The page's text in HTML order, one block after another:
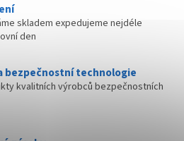
skladem expedujeme nejdéle
den
bezpečnostní technologie
kvalitních výrobců bezpečnostních